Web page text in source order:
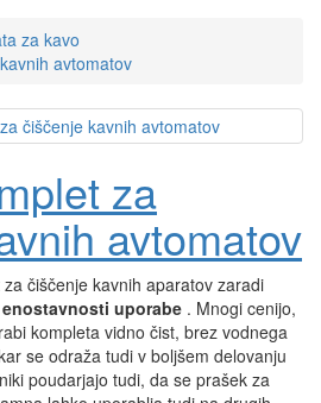
za kavo
avtomatov
za
avtomatov
čiščenje kavnih aparatov zaradi
uporabe . Mnogi cenijo,
kompleta vidno čist, brez vodnega
se odraža tudi v boljšem delovanju
poudarjajo tudi, da se prašek za